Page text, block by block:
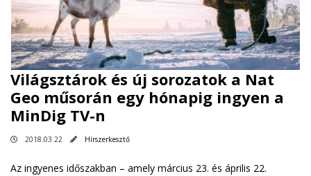
Világsztárok és új sorozatok a Nat
Geo műsorán egy hónapig ingyen a
MinDig TV-n
2018.03.22 Hírszerkesztő
Az ingyenes időszakban – amely március 23. és április 22.